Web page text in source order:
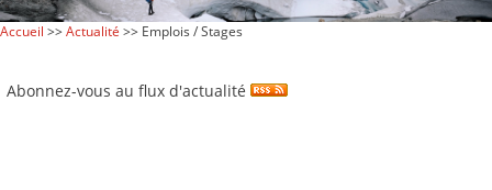
Accueil >>Actualité >> Emplois / Stages
Abonnez-vous au flux d'actualité